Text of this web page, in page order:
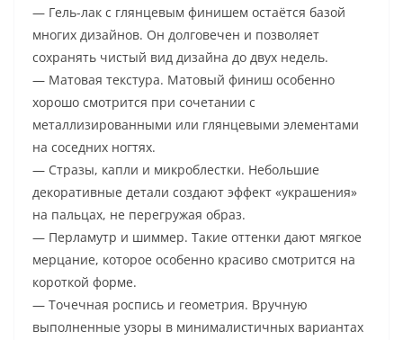
— Гель-лак с глянцевым финишем остаётся базой
многих дизайнов. Он долговечен и позволяет
сохранять чистый вид дизайна до двух недель.
— Матовая текстура. Матовый финиш особенно
хорошо смотрится при сочетании с
металлизированными или глянцевыми элементами
на соседних ногтях.
— Стразы, капли и микроблестки. Небольшие
декоративные детали создают эффект «украшения»
на пальцах, не перегружая образ.
— Перламутр и шиммер. Такие оттенки дают мягкое
мерцание, которое особенно красиво смотрится на
короткой форме.
— Точечная роспись и геометрия. Вручную
выполненные узоры в минималистичных вариантах